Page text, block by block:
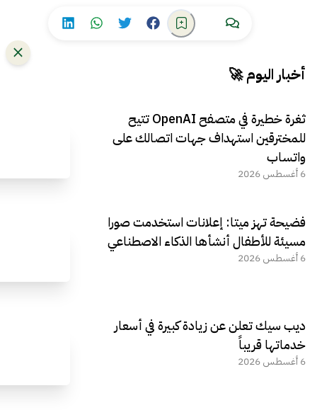
أخبار اليوم 🚀
ثغرة خطيرة في متصفح OpenAI تتيح
للمخترقين استهداف جهات اتصالك على
واتساب
6 أغسطس 2026
فضيحة تهز ميتا: إعلانات استخدمت صورا
مسيئة للأطفال أنشأها الذكاء الاصطناعي
6 أغسطس 2026
ديب سيك تعلن عن زيادة كبيرة في أسعار
خدماتها قريباً
6 أغسطس 2026